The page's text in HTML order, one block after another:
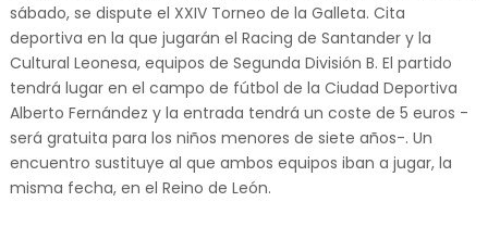
sábado, se dispute el XXIV Torneo de la Galleta. Cita
deportiva en la que jugarán el Racing de Santander y la
Cultural Leonesa, equipos de Segunda División B. El partido
tendrá lugar en el campo de fútbol de la Ciudad Deportiva
Alberto Fernández y la entrada tendrá un coste de 5 euros -
será gratuita para los niños menores de siete años-. Un
encuentro sustituye al que ambos equipos iban a jugar, la
misma fecha, en el Reino de León.